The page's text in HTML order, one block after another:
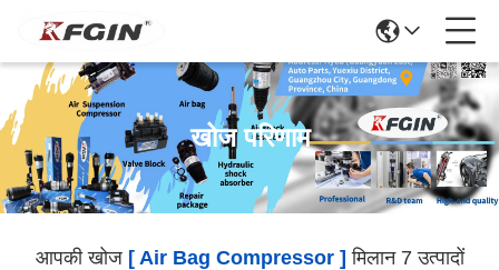
खोज परिणाम
आपकी खोज [ Air Bag Compressor ] मिलान 7 उत्पादों